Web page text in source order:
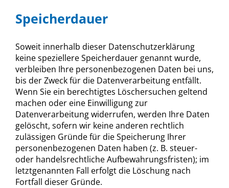
Speicherdauer
Soweit innerhalb dieser Datenschutzerklärung
keine speziellere Speicherdauer genannt wurde,
verbleiben Ihre personenbezogenen Daten bei uns,
bis der Zweck für die Datenverarbeitung entfällt.
Wenn Sie ein berechtigtes Löschersuchen geltend
machen oder eine Einwilligung zur
Datenverarbeitung widerrufen, werden Ihre Daten
gelöscht, sofern wir keine anderen rechtlich
zulässigen Gründe für die Speicherung Ihrer
personenbezogenen Daten haben (z. B. steuer-
oder handelsrechtliche Aufbewahrungsfristen); im
letztgenannten Fall erfolgt die Löschung nach
Fortfall dieser Gründe.